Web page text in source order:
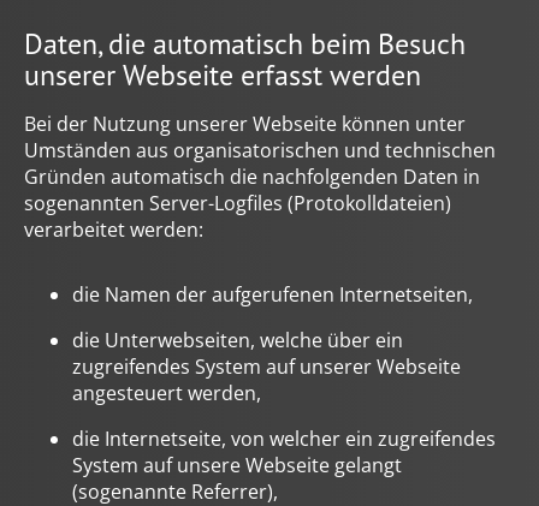
Daten, die automatisch beim Besuch
unserer Webseite erfasst werden
Bei der Nutzung unserer Webseite können unter
Umständen aus organisatorischen und technischen
Gründen automatisch die nachfolgenden Daten in
sogenannten Server-Logfiles (Protokolldateien)
verarbeitet werden:
die Namen der aufgerufenen Internetseiten,
die Unterwebseiten, welche über ein
zugreifendes System auf unserer Webseite
angesteuert werden,
die Internetseite, von welcher ein zugreifendes
System auf unsere Webseite gelangt
(sogenannte Referrer),